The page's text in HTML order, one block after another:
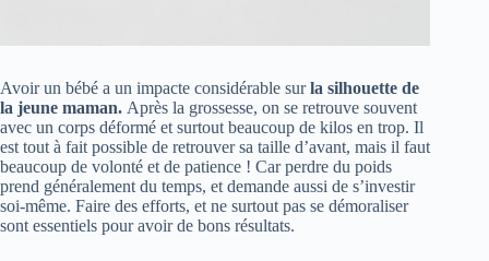
Avoir un bébé a un impacte considérable surla silhouette de
la jeune maman. Après la grossesse, on se retrouve souvent
avec un corps déformé et surtout beaucoup de kilos en trop. Il
est tout à fait possible de retrouver sa taille d’avant, mais il faut
beaucoup de volonté et de patience ! Car perdre du poids
prend généralement du temps, et demande aussi de s’investir
soi-même. Faire des efforts, et ne surtout pas se démoraliser
sont essentiels pour avoir de bons résultats.